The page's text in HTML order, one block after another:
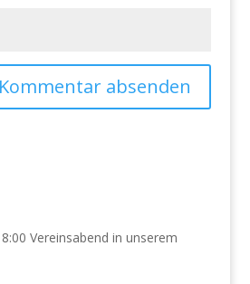
Vereinsabend in unserem